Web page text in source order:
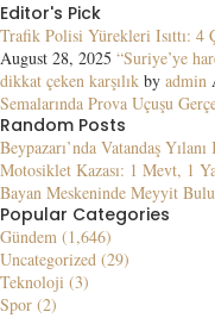
Editor's Pick
Trafik Polisi Yürekleri Isıttı: 4
August 28, 2025 “Suriye’ye
dikkat çeken karşılık by admin
Semalarında Prova Uçuşu
Random Posts
Beypazarı’nda Vatandaş Yılanı
Motosiklet Kazası: 1 Mevt, 1
Bayan Meskeninde Meyyit
Popular Categories
Gündem (1,646)
Uncategorized (29)
Teknoloji (3)
Spor (2)